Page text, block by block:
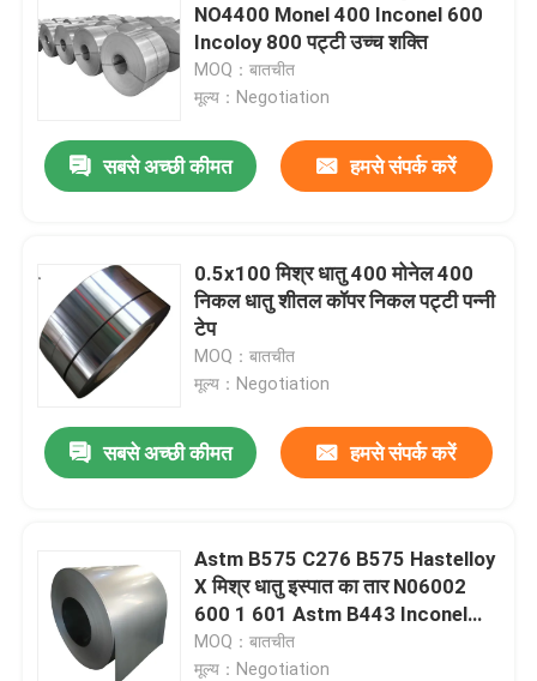
NO4400 Monel 400 Inconel 600
Incoloy 800 पट्टी उच्च शक्ति
MOQ：बातचीत
मूल्य：Negotiation
सबसे अच्छी कीमत हमसे संपर्क करें
0.5x100 मिश्र धातु 400 मोनेल 400
निकल धातु शीतल कॉपर निकल पट्टी पन्नी
टेप
MOQ：बातचीत
मूल्य：Negotiation
सबसे अच्छी कीमत हमसे संपर्क करें
Astm B575 C276 B575 Hastelloy
X मिश्र धातु इस्पात का तार N06002
600 1 601 Astm B443 Inconel
625 प्लेट
MOQ：बातचीत
मूल्य：Negotiation